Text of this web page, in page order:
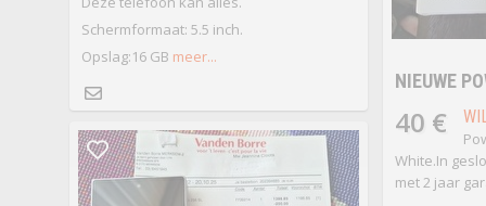
Schermformaat: 5.5 inch.
Opslag:16 GB meer...
NIEUWE
40 €
White.In
met 2 jaar